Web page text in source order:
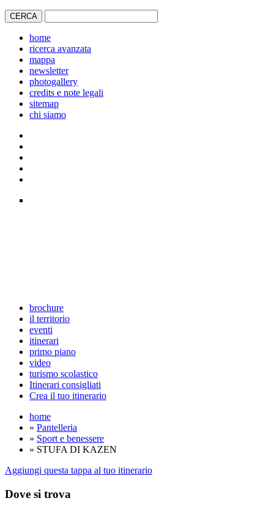
home
ricerca avanzata
mappa
newsletter
photogallery
credits e note legali
sitemap
chi siamo
brochure
il territorio
eventi
itinerari
primo piano
video
turismo scolastico
Itinerari consigliati
Crea il tuo itinerario
home
» Pantelleria
» Sport e benessere
» STUFA DI KAZEN
Aggiungi questa tappa al tuo itinerario
Dove si trova